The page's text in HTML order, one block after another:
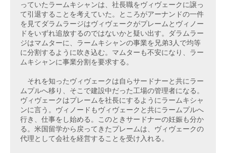
っていたラームキシャンは、社長職をヴィヴェークに譲っ
て引退することを考えていた。ところがアーナンドの一件
を見てダラムラージはヴィヴェークがプレームとヴィノー
ドをいずれ追放するのではないかと疑い出す。ダラムラー
ジはマムターに、ラームキシャンの事業を兄弟3人で均等
に分割するように吹き込む。マムターも不安になり、ラー
ムキシャンに事業分割を要求する。
それを知ったヴィヴェークは自らサードナーと共にラー
ムプルへ移り、そこで建設中だった工場の管理者になる。
ヴィヴェークはプレームを社長にするようにラームキシャ
ンに言う。ヴィノードもヴィヴェークと共にラームプルへ
行き、仕事をし始める。このときサードナーの妊娠も分か
る。米国留学から戻ってきたプレームは、ヴィヴェークの
代理として会社を経営することを受け入れる。